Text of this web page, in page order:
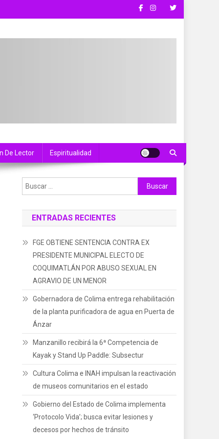
De Lector Espiritualidad
Buscar:
ENTRADAS RECIENTES
FGE OBTIENE SENTENCIA CONTRA EX
PRESIDENTE MUNICIPAL ELECTO DE
COQUIMATLÁN POR ABUSO SEXUAL EN
AGRAVIO DE UN MENOR
Gobernadora de Colima entrega rehabilitación
de la planta purificadora de agua en Puerta de
Ánzar
Manzanillo recibirá la 6ª Competencia de
Kayak y Stand Up Paddle: Subsectur
Cultura Colima e INAH impulsan la reactivación
de museos comunitarios en el estado
Gobierno del Estado de Colima implementa
‘Protocolo Vida’; busca evitar lesiones y
decesos por hechos de tránsito